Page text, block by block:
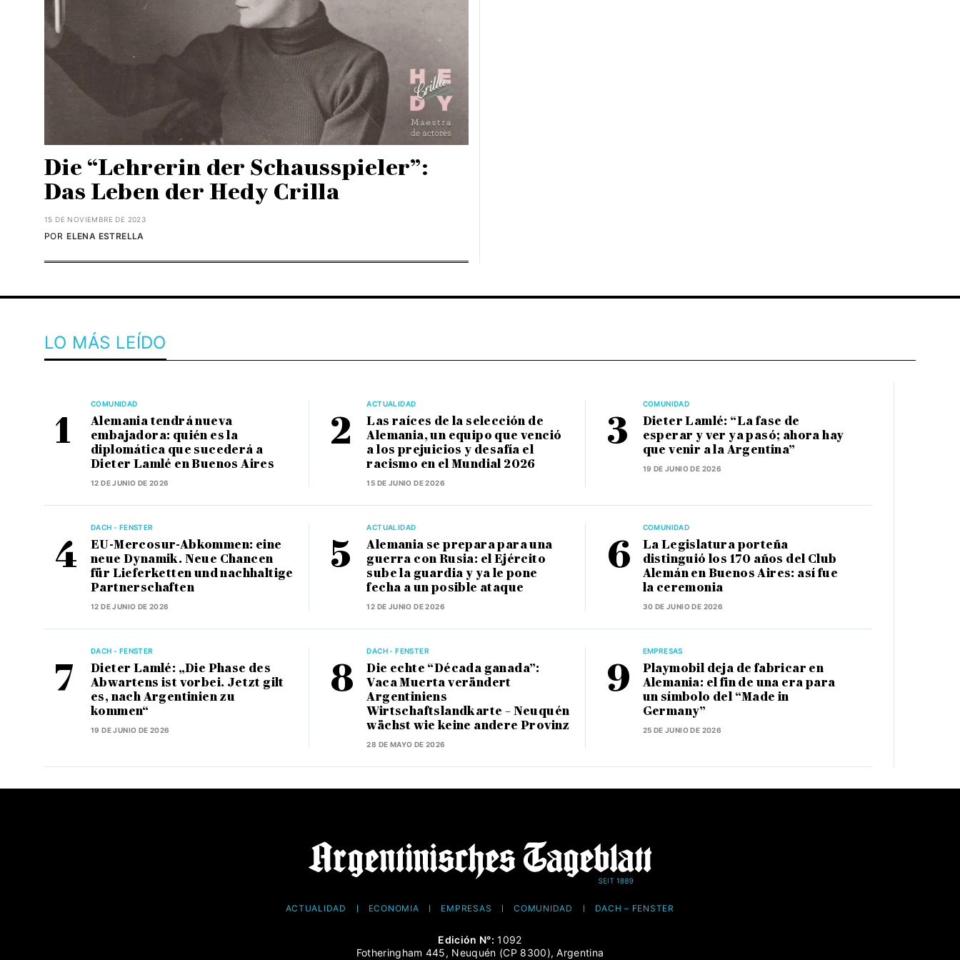
Die “Lehrerin der Schausspieler”:
Das Leben der Hedy Crilla
15 DE NOVIEMBRE DE 2023
ELENA ESTRELLA
POR
LO MÁS LEÍDO
COMUNIDAD
Alemania tendrá nueva
embajadora: quién es la
diplomática que sucederá a
Dieter Lamlé en Buenos Aires
12 DE JUNIO DE 2026
ACTUALIDAD
Las raíces de la selección de
Alemania, un equipo que venció
a los prejuicios y desafía el
racismo en el Mundial 2026
15 DE JUNIO DE 2026
COMUNIDAD
Dieter Lamlé: “La fase de
esperar y ver ya pasó; ahora hay
que venir a la Argentina”
19 DE JUNIO DE 2026
DACH - FENSTER
EU-Mercosur-Abkommen: eine
neue Dynamik. Neue Chancen
für Lieferketten und nachhaltige
Partnerschaften
12 DE JUNIO DE 2026
ACTUALIDAD
Alemania se prepara para una
guerra con Rusia: el Ejército
sube la guardia y ya le pone
fecha a un posible ataque
12 DE JUNIO DE 2026
COMUNIDAD
La Legislatura porteña
distinguió los 170 años del Club
Alemán en Buenos Aires: así fue
la ceremonia
30 DE JUNIO DE 2026
DACH - FENSTER
Dieter Lamlé: „Die Phase des
Abwartens ist vorbei. Jetzt gilt
es, nach Argentinien zu
kommen“
19 DE JUNIO DE 2026
DACH - FENSTER
Die echte “Década ganada”:
Vaca Muerta verändert
Argentiniens
Wirtschaftslandkarte – Neuquén
wächst wie keine andere Provinz
28 DE MAYO DE 2026
EMPRESAS
Playmobil deja de fabricar en
Alemania: el fin de una era para
un símbolo del “Made in
Germany”
25 DE JUNIO DE 2026
ACTUALIDAD ECONOMÍA EMPRESAS COMUNIDAD DACH – FENSTER
Edición N°: 1092
Fotheringham 445, Neuquén (CP 8300), Argentina